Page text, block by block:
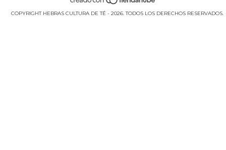
COPYRIGHT HEBRAS CULTURA DE TÉ - 2026. TODOS LOS DERECHOS RESERVADOS.